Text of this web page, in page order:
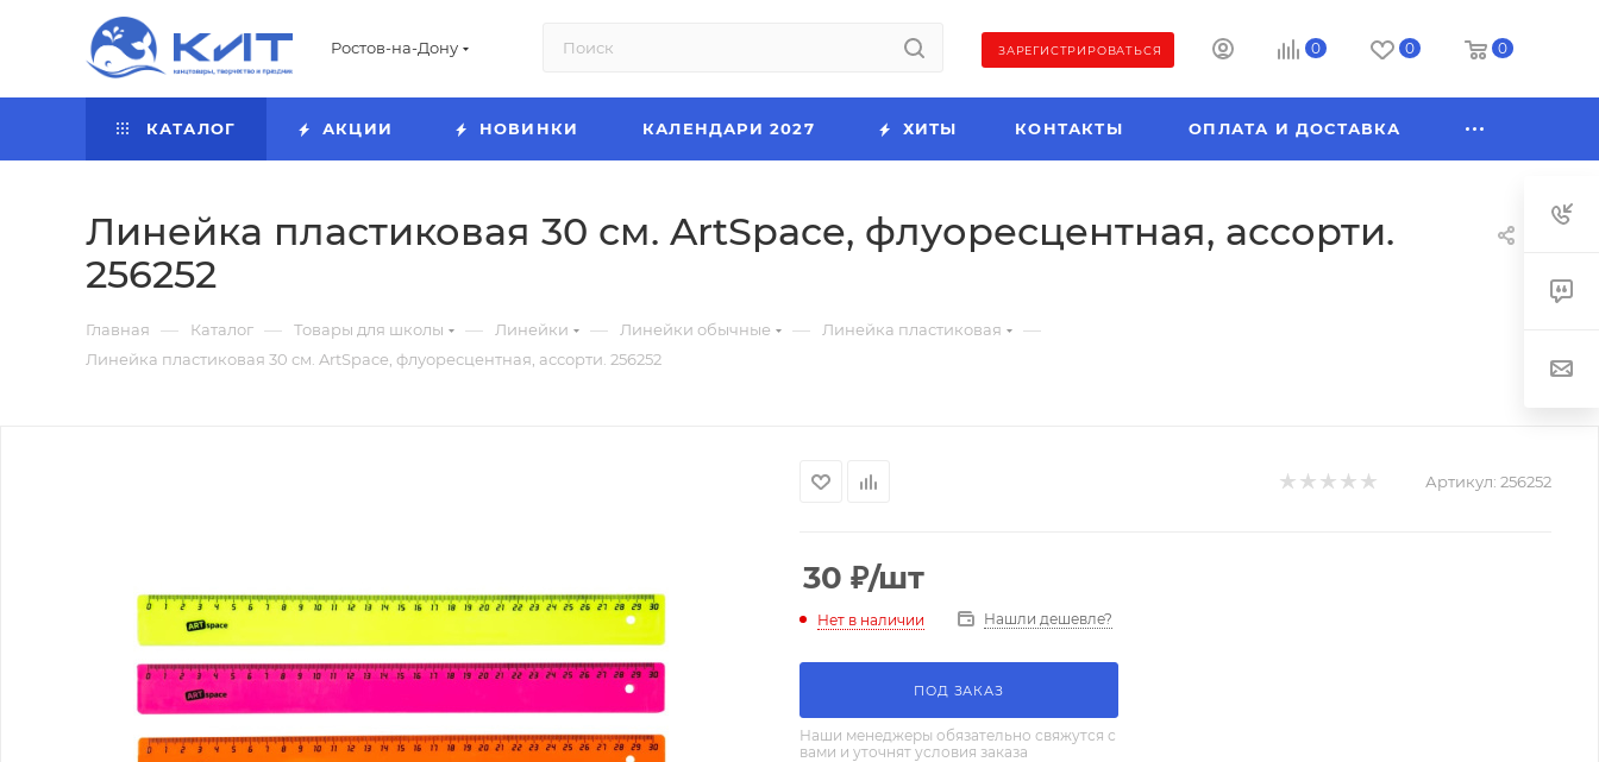
Ростов-на-Дону ЗАРЕГИСТРИРОВАТЬСЯ 0 0 0
КАТАЛОГ АКЦИИ НОВИНКИ КАЛЕНДАРИ 2027 ХИТЫ КОНТАКТЫ ОПЛАТА И ДОСТАВКА
Линейка пластиковая 30 см. ArtSpace, флуоресцентная, ассорти.
256252
Главная — Каталог — Товары для школы — Линейки — Линейки обычные — Линейка пластиковая —
Линейка пластиковая 30 см. ArtSpace, флуоресцентная, ассорти. 256252
Артикул: 256252
30 ₽/шт
Нет в наличии Нашли дешевле?
ПОД ЗАКАЗ
Наши менеджеры обязательно свяжутся с
вами и уточнят условия заказа